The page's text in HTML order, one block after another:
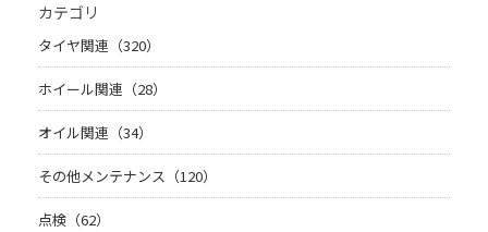
カテゴリ
タイヤ関連（320）
ホイール関連（28）
オイル関連（34）
その他メンテナンス（120）
点検（62）